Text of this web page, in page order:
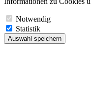
Notwendig
Statistik
Auswahl speichern